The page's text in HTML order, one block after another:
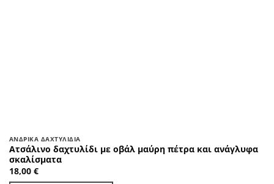
ΑΝΔΡΙΚΆ ΔΑΧΤΥΛΊΔΙΑ
Ατσάλινο δαχτυλίδι με οβάλ μαύρη πέτρα και ανάγλυφα
σκαλίσματα
18,00 €